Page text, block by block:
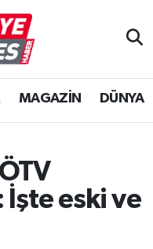
MAGAZİN DÜNYA
İşte eski ve
Fikstür